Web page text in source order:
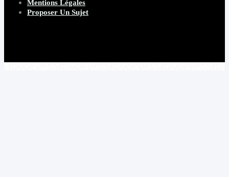
Mentions Légales
Proposer Un Sujet